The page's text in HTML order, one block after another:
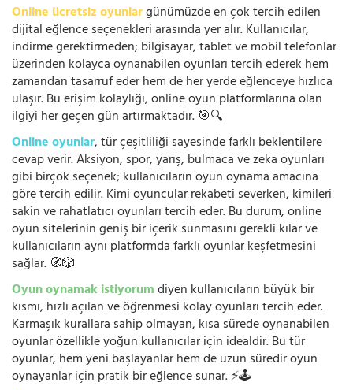
Online ücretsiz oyunlargünümüzde en çok tercih edilen
dijital eğlence seçenekleri arasında yer alır. Kullanıcılar,
indirme gerektirmeden; bilgisayar, tablet ve mobil telefonlar
üzerinden kolayca oynanabilen oyunları tercih ederek hem
zamandan tasarruf eder hem de her yerde eğlenceye hızlıca
ulaşır. Bu erişim kolaylığı, online oyun platformlarına olan
ilgiyi her geçen gün artırmaktadır. 🎯🔍
Online oyunlar, tür çeşitliliği sayesinde farklı beklentilere
cevap verir. Aksiyon, spor, yarış, bulmaca ve zeka oyunları
gibi birçok seçenek; kullanıcıların oyun oynama amacına
göre tercih edilir. Kimi oyuncular rekabeti severken, kimileri
sakin ve rahatlatıcı oyunları tercih eder. Bu durum, online
oyun sitelerinin geniş bir içerik sunmasını gerekli kılar ve
kullanıcıların aynı platformda farklı oyunlar keşfetmesini
sağlar. 🧭🎲
Oyun oynamak istiyorumdiyen kullanıcıların büyük bir
kısmı, hızlı açılan ve öğrenmesi kolay oyunları tercih eder.
Karmaşık kurallara sahip olmayan, kısa sürede oynanabilen
oyunlar özellikle yoğun kullanıcılar için idealdir. Bu tür
oyunlar, hem yeni başlayanlar hem de uzun süredir oyun
oynayanlar için pratik bir eğlence sunar. ⚡🕹️